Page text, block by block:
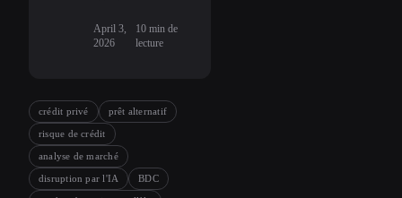
April 3,
2026
10 min de
lecture
crédit privé prêt alternatif
risque de crédit
analyse de marché
disruption par l'IA BDC